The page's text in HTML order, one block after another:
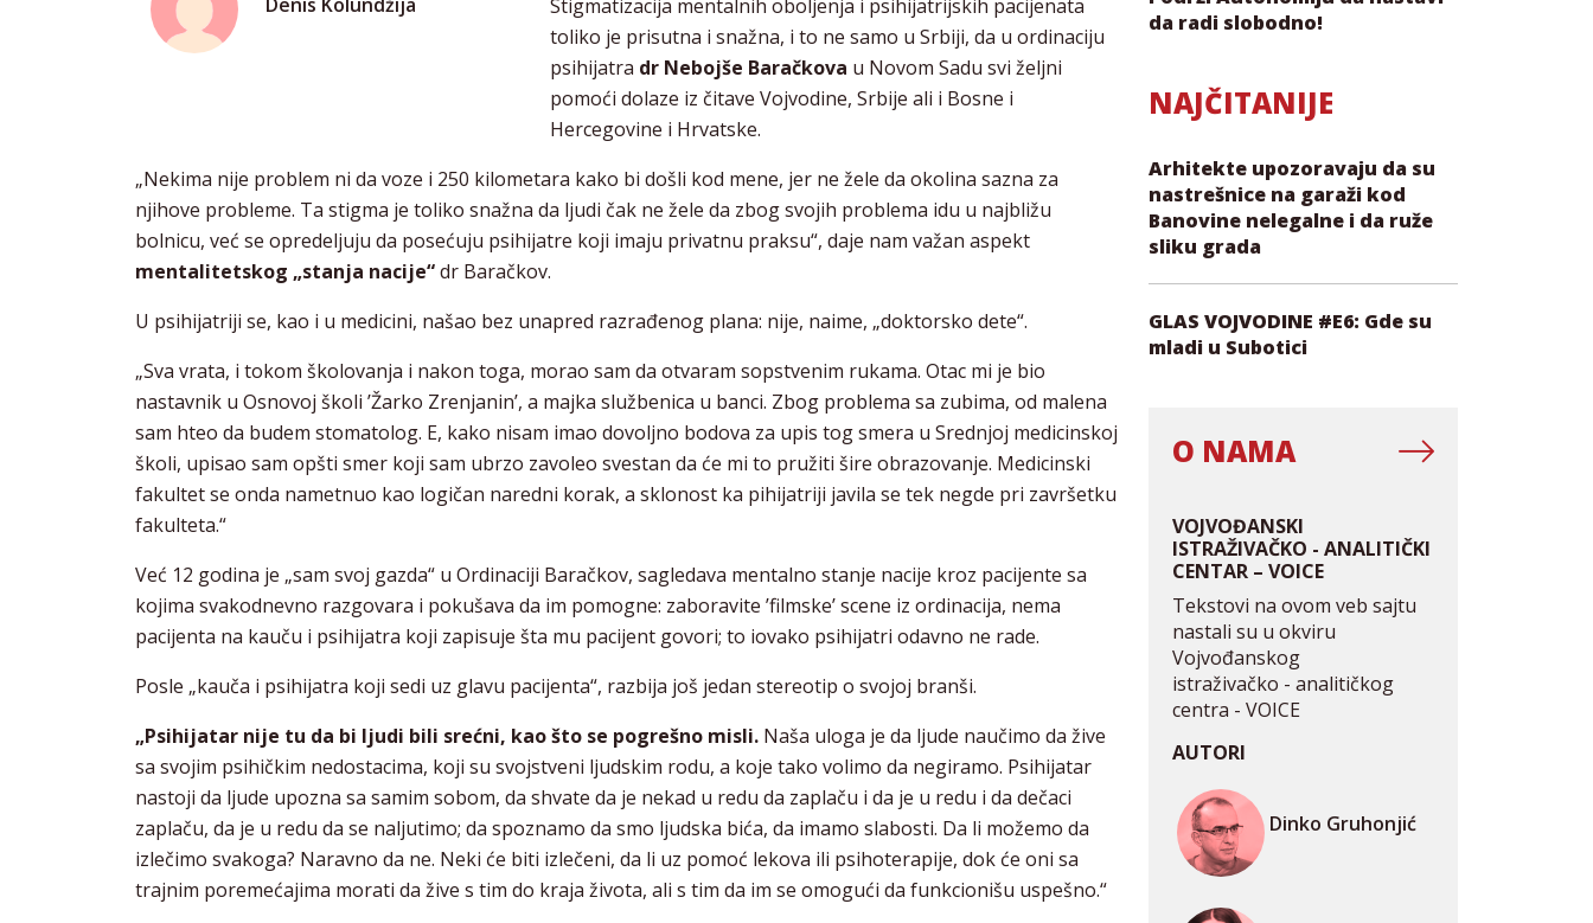
Stigmatizacija mentalnih oboljenja i psihijatrijskih pacijenata
toliko je prisutna i snažna, i to ne samo u Srbiji, da u ordinaciju
psihijatra dr Nebojše Baračkova u Novom Sadu svi željni
pomoći dolaze iz čitave Vojvodine, Srbije ali i Bosne i
Hercegovine i Hrvatske.
„Nekima nije problem ni da voze i 250 kilometara kako bi došli kod mene, jer ne žele da okolina sazna za
njihove probleme. Ta stigma je toliko snažna da ljudi čak ne žele da zbog svojih problema idu u najbližu
bolnicu, već se opredeljuju da posećuju psihijatre koji imaju privatnu praksu“, daje nam važan aspekt
mentalitetskog „stanja nacije“dr Baračkov.
U psihijatriji se, kao i u medicini, našao bez unapred razrađenog plana: nije, naime, „doktorsko dete“.
„Sva vrata, i tokom školovanja i nakon toga, morao sam da otvaram sopstvenim rukama. Otac mi je bio
nastavnik u Osnovoj školi ’Žarko Zrenjanin’, a majka službenica u banci. Zbog problema sa zubima, od malena
sam hteo da budem stomatolog. E, kako nisam imao dovoljno bodova za upis tog smera u Srednjoj medicinskoj
školi, upisao sam opšti smer koji sam ubrzo zavoleo svestan da će mi to pružiti šire obrazovanje. Medicinski
fakultet se onda nametnuo kao logičan naredni korak, a sklonost ka pihijatriji javila se tek negde pri završetku
fakulteta.“
Već 12 godina je „sam svoj gazda“ u Ordinaciji Baračkov, sagledava mentalno stanje nacije kroz pacijente sa
kojima svakodnevno razgovara i pokušava da im pomogne: zaboravite ’filmske’ scene iz ordinacija, nema
pacijenta na kauču i psihijatra koji zapisuje šta mu pacijent govori; to iovako psihijatri odavno ne rade.
Posle „kauča i psihijatra koji sedi uz glavu pacijenta“, razbija još jedan stereotip o svojoj branši.
„Psihijatar nije tu da bi ljudi bili srećni, kao što se pogrešno misli. Naša uloga je da ljude naučimo da žive
sa svojim psihičkim nedostacima, koji su svojstveni ljudskim rodu, a koje tako volimo da negiramo. Psihijatar
nastoji da ljude upozna sa samim sobom, da shvate da je nekad u redu da zaplaču i da je u redu i da dečaci
zaplaču, da je u redu da se naljutimo; da spoznamo da smo ljudska bića, da imamo slabosti. Da li možemo da
izlečimo svakoga? Naravno da ne. Neki će biti izlečeni, da li uz pomoć lekova ili psihoterapije, dok će oni sa
trajnim poremećajima morati da žive s tim do kraja života, ali s tim da im se omogući da funkcionišu uspešno.“
da radi slobodno!
NAJČITANIJE
Arhitekte upozoravaju da su
nastrešnice na garaži kod
Banovine nelegalne i da ruže
sliku grada
GLAS VOJVODINE #E6: Gde su
mladi u Subotici
O NAMA
VOJVOĐANSKI
ISTRAŽIVAČKO - ANALITIČKI
CENTAR – VOICE
Tekstovi na ovom veb sajtu
nastali su u okviru
Vojvođanskog
istraživačko - analitičkog
centra - VOICE
AUTORI
Dinko Gruhonjić